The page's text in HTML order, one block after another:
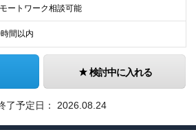
ートワーク相談可能
間以内
検討中に入れる
了予定日： 2026.08.24